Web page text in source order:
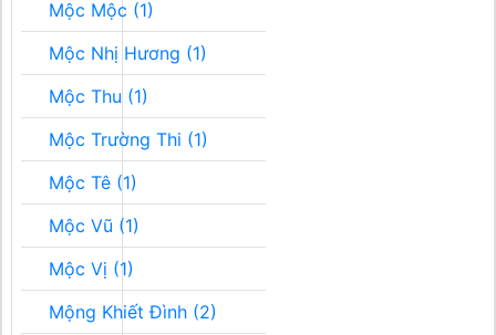
Mộc Mộc (1)
Mộc Nhị Hương (1)
Mộc Thu (1)
Mộc Trường Thi (1)
Mộc Tê (1)
Mộc Vũ (1)
Mộc Vị (1)
Mộng Khiết Đình (2)